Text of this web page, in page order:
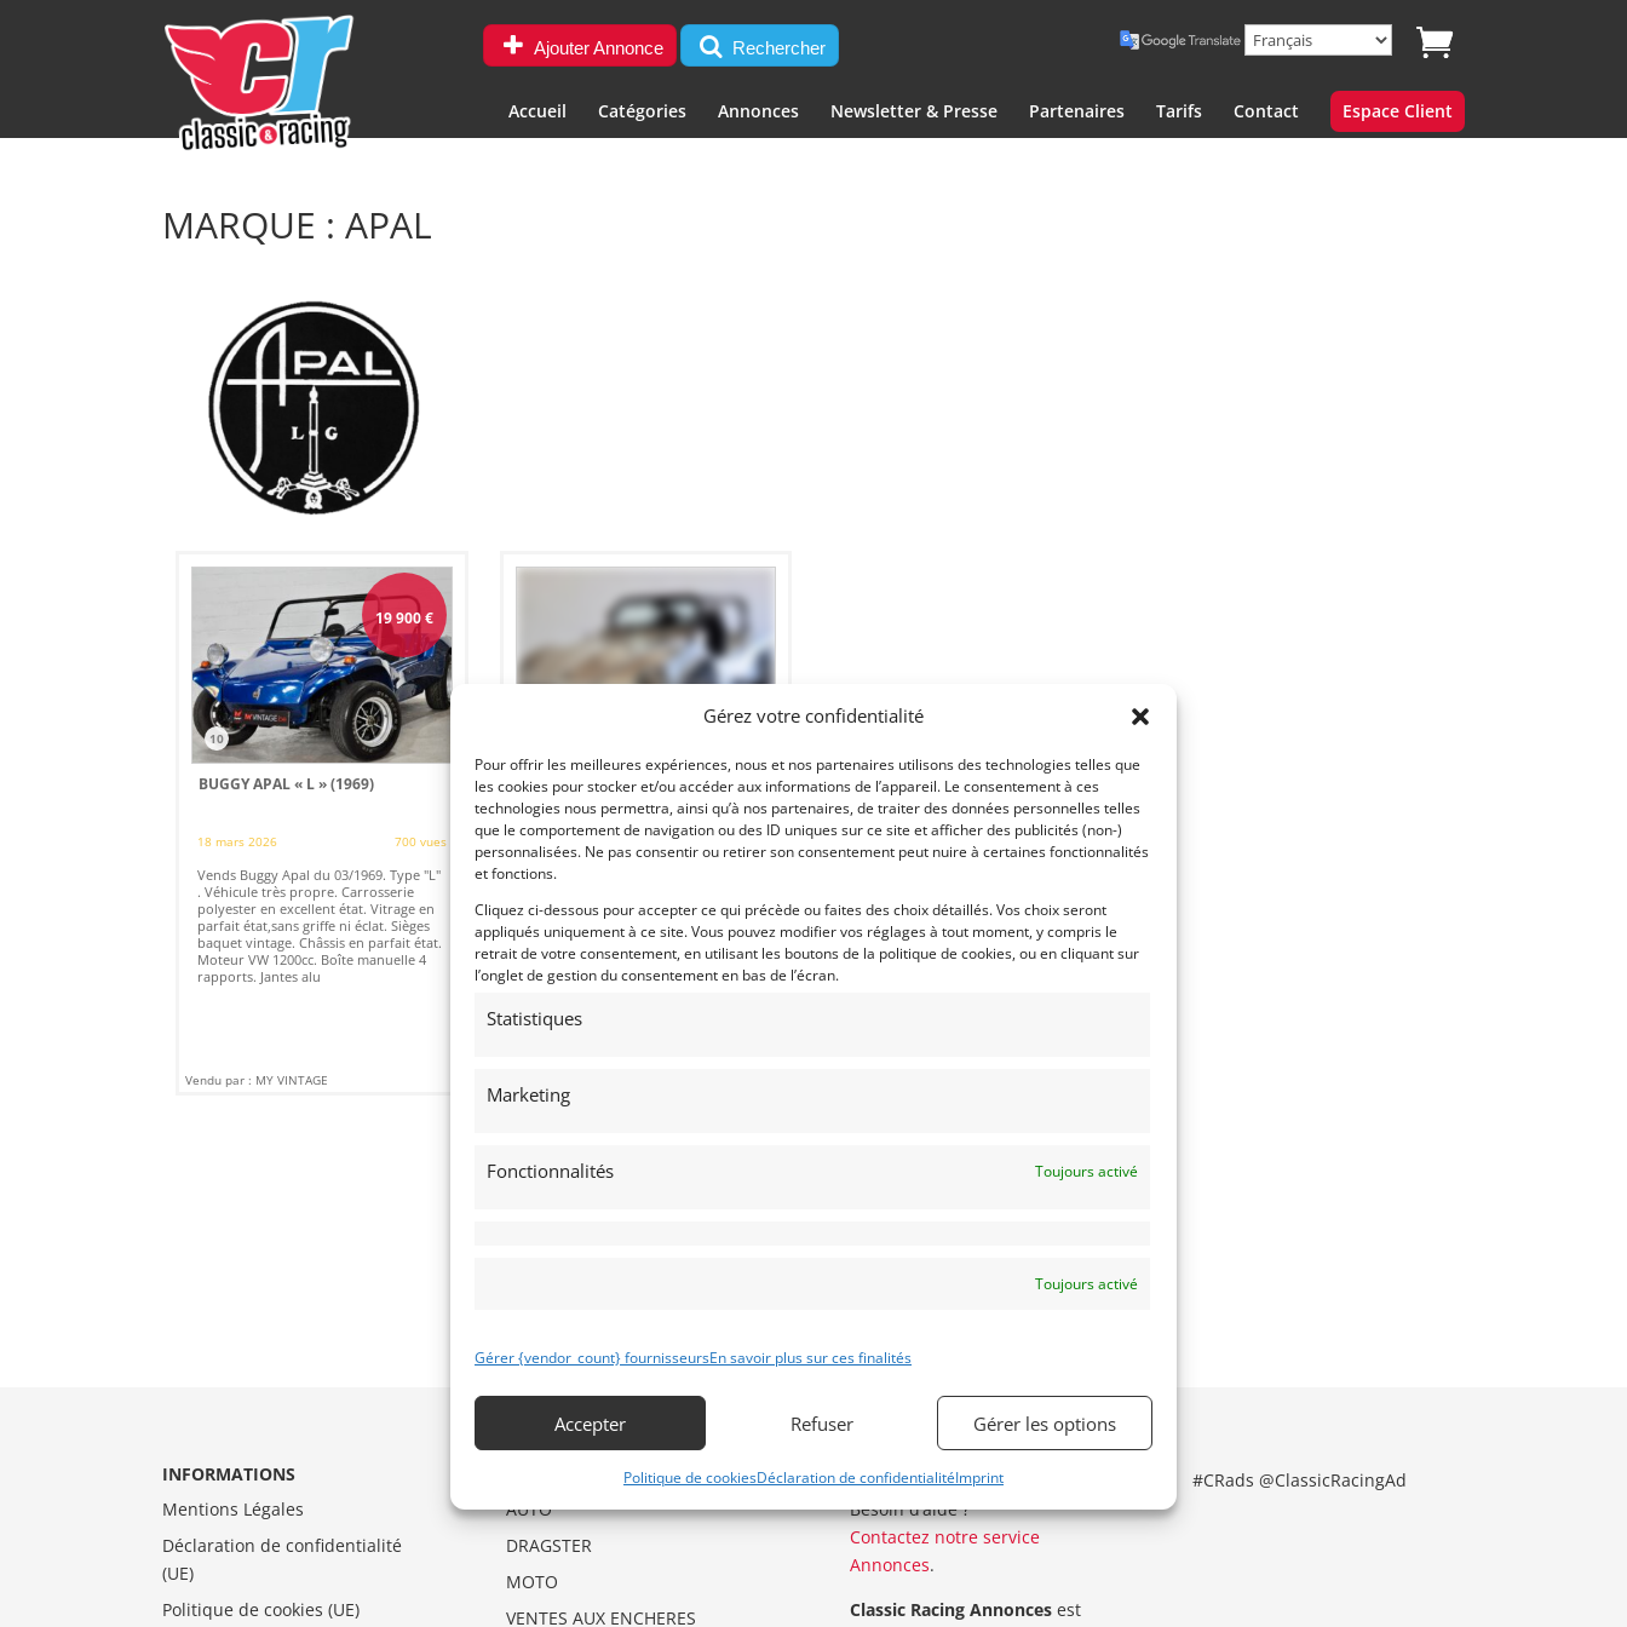
Gérez votre confidentialité
Pour offrir les meilleures expériences, nous et nos partenaires utilisons des technologies telles que
les cookies pour stocker et/ou accéder aux informations de l’appareil. Le consentement à ces
technologies nous permettra, ainsi qu’à nos partenaires, de traiter des données personnelles telles
que le comportement de navigation ou des ID uniques sur ce site et afficher des publicités (non-)
personnalisées. Ne pas consentir ou retirer son consentement peut nuire à certaines fonctionnalités
et fonctions.
Cliquez ci-dessous pour accepter ce qui précède ou faites des choix détaillés. Vos choix seront
appliqués uniquement à ce site. Vous pouvez modifier vos réglages à tout moment, y compris le
retrait de votre consentement, en utilisant les boutons de la politique de cookies, ou en cliquant sur
l’onglet de gestion du consentement en bas de l’écran.
Statistiques
Marketing
Fonctionnalités Toujours activé
Toujours activé
Gérer {vendor_count} fournisseursEn savoir plus sur ces finalités
Accepter Refuser Gérer les options
Politique de cookiesDéclaration de confidentialitéImprint
Ajouter Annonce Rechercher
Accueil Catégories Annonces Newsletter & Presse Partenaires Tarifs Contact Espace Client
MARQUE : APAL
19 900€
10
BUGGY APAL « L » (1969)
18 mars 2026 700 vues
Vends Buggy Apal du 03/1969. Type "L"
. Véhicule très propre. Carrosserie
polyester en excellent état. Vitrage en
parfait état,sans griffe ni éclat. Sièges
baquet vintage. Châssis en parfait état.
Moteur VW 1200cc. Boîte manuelle 4
rapports. Jantes alu
Vendu par : MY VINTAGE
APAL JET VW 1200CC (1974)
[VENDU]
HUY (BELGIQUE)
15 novembre 2022
08/1974. 2.070 kms. Modèle rare avec
numéro de châssis Apal certifié. Plus
d'informations sur demande.
INFORMATIONS
Mentions Légales
Déclaration de confidentialité
(UE)
Politique de cookies (UE)
CATÉGORIES D’ANNONCES
AUTO
DRAGSTER
MOTO
VENTES AUX ENCHERES
GARDER LE CONTACT
Besoin d’aide ?
Contactez notre service
Annonces.
Classic Racing Annoncesest
#CRads @ClassicRacingAd